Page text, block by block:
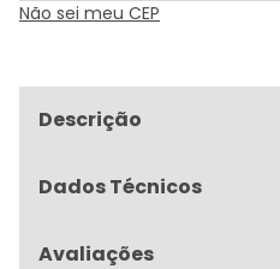
Não sei meu CEP
Descrição
Dados Técnicos
Avaliações